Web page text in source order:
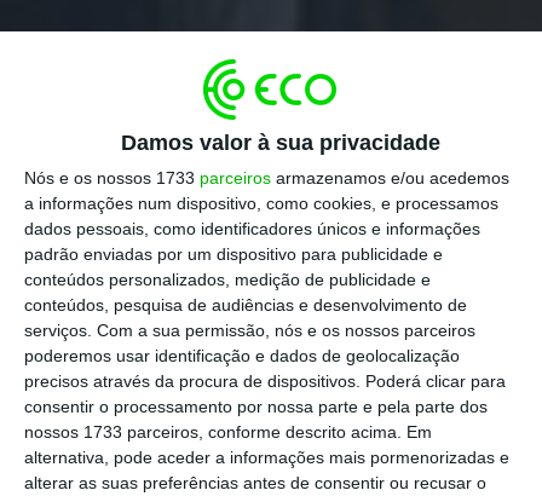
Damos valor à sua privacidade
Nós e os nossos 1733 parceiros armazenamos e/ou acedemos
a informações num dispositivo, como cookies, e processamos
dados pessoais, como identificadores únicos e informações
padrão enviadas por um dispositivo para publicidade e
conteúdos personalizados, medição de publicidade e
conteúdos, pesquisa de audiências e desenvolvimento de
serviços. Com a sua permissão, nós e os nossos parceiros
poderemos usar identificação e dados de geolocalização
precisos através da procura de dispositivos. Poderá clicar para
consentir o processamento por nossa parte e pela parte dos
nossos 1733 parceiros, conforme descrito acima. Em
alternativa, pode aceder a informações mais pormenorizadas e
alterar as suas preferências antes de consentir ou recusar o